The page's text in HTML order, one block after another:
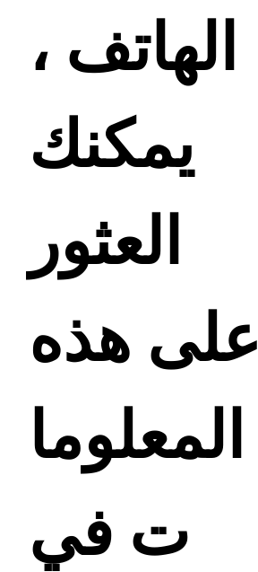
الهاتف ،
يمكنك
العثور
على هذه
المعلوما
ت في